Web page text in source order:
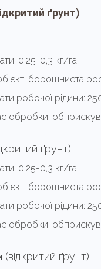
ґрунт)
0,25-0,3 кг/га
борошниста
робочої рідини:
обробки:
ґрунт)
0,25-0,3 кг/га
борошниста
робочої рідини:
обробки:
(відкритий ґрунт)